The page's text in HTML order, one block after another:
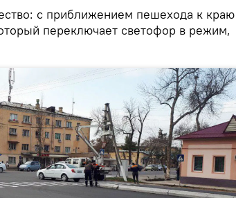
с приближением пешехода к краю
переключает светофор в режим,